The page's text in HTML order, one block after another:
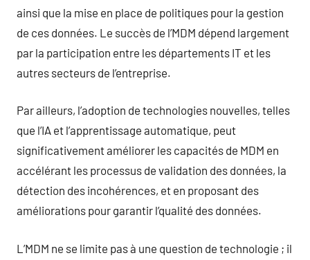
ainsi que la mise en place de politiques pour la gestion
de ces données. Le succès de l’MDM dépend largement
par la participation entre les départements IT et les
autres secteurs de l’entreprise.
Par ailleurs, l’adoption de technologies nouvelles, telles
que l’IA et l’apprentissage automatique, peut
significativement améliorer les capacités de MDM en
accélérant les processus de validation des données, la
détection des incohérences, et en proposant des
améliorations pour garantir l’qualité des données.
L’MDM ne se limite pas à une question de technologie ; il